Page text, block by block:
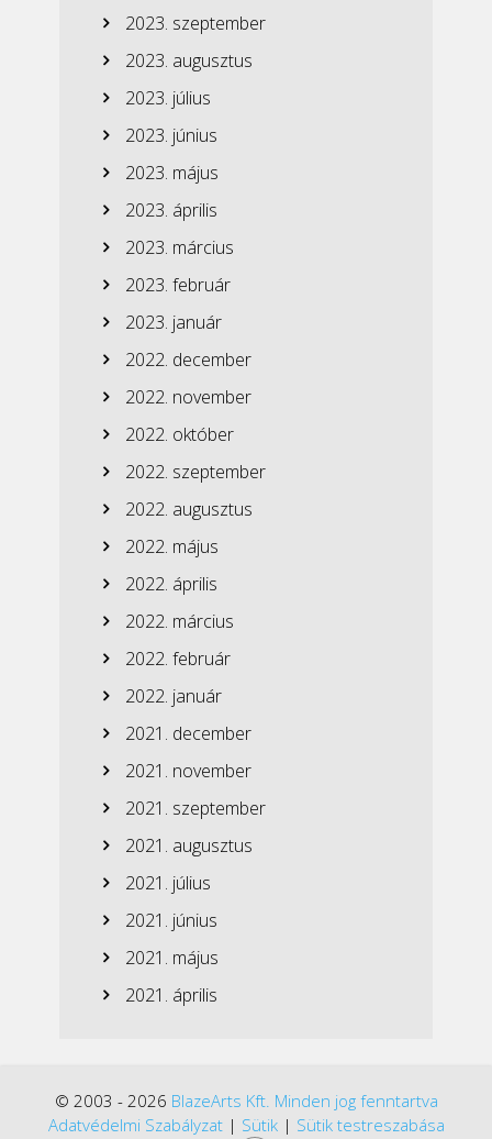
2023. szeptember
2023. augusztus
2023. július
2023. június
2023. május
2023. április
2023. március
2023. február
2023. január
2022. december
2022. november
2022. október
2022. szeptember
2022. augusztus
2022. május
2022. április
2022. március
2022. február
2022. január
2021. december
2021. november
2021. szeptember
2021. augusztus
2021. július
2021. június
2021. május
2021. április
© 2003 - 2026 BlazeArts Kft. Minden jog fenntartva
Adatvédelmi Szabályzat| Sütik| Sütik testreszabása